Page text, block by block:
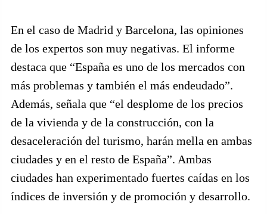
En el caso de Madrid y Barcelona, las opiniones
de los expertos son muy negativas. El informe
destaca que “España es uno de los mercados con
más problemas y también el más endeudado”.
Además, señala que “el desplome de los precios
de la vivienda y de la construcción, con la
desaceleración del turismo, harán mella en ambas
ciudades y en el resto de España”. Ambas
ciudades han experimentado fuertes caídas en los
índices de inversión y de promoción y desarrollo.